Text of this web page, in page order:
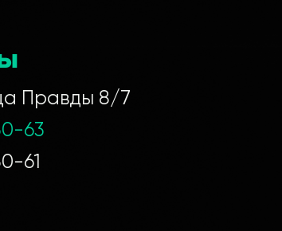
Правды 8/7
63
61